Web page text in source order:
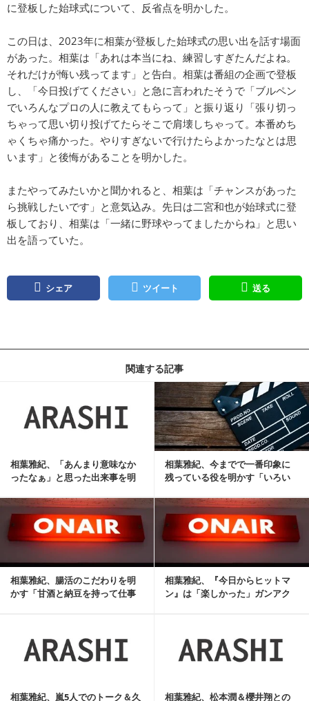
に登板した始球式について、反省点を明かした。
この日は、2023年に相葉が登板した始球式の思い出を話す場面
があった。相葉は「あれは本当にね、練習しすぎたんだよね。
それだけが悔い残ってます」と告白。相葉は番組の企画で登板
し、「今日投げてください」と急に言われたそうで「ブルペン
でいろんなプロの人に教えてもらって」と振り返り「張り切っ
ちゃって思い切り投げてたらそこで肩壊しちゃって。本番めち
ゃくちゃ痛かった。やりすぎないで行けたらよかったなとは思
います」と後悔があることを明かした。
またやってみたいかと聞かれると、相葉は「チャンスがあった
ら挑戦したいです」と意気込み。先日は二宮和也が始球式に登
板しており、相葉は「一緒に野球やってましたからね」と思い
出を語っていた。
シェア ツイート 送る
関連する記事
相葉雅紀、「あんまり意味なか
ったなぁ」と思った出来事を明
相葉雅紀、今までで一番印象に
残っている役を明かす「いろい
相葉雅紀、腸活のこだわりを明
かす「甘酒と納豆を持って仕事
相葉雅紀、『今日からヒットマ
ン』は「楽しかった」ガンアク
記事を読む
相葉雅紀、嵐5人でのトーク＆久 相葉雅紀、松本潤＆櫻井翔との